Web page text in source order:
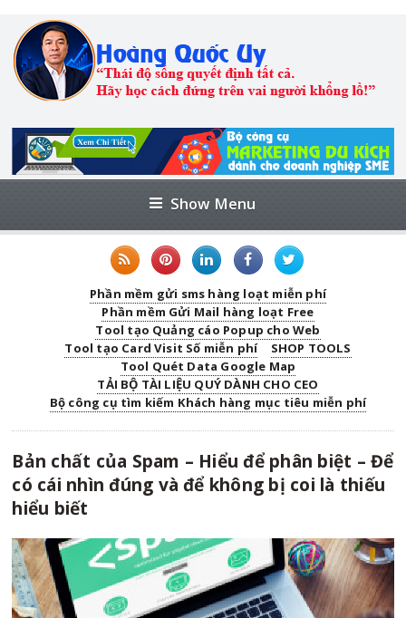
Show Menu
Phần mềm gửi sms hàng loạt miễn phí
Phần mềm Gửi Mail hàng loạt Free
Tool tạo Quảng cáo Popup cho Web
Tool tạo Card Visit Số miễn phí
SHOP TOOLS
Tool Quét Data Google Map
TẢI BỘ TÀI LIỆU QUÝ DÀNH CHO CEO
Bộ công cụ tìm kiếm Khách hàng mục tiêu miễn phí
Bản chất của Spam – Hiểu để phân biệt – Để
có cái nhìn đúng và để không bị coi là thiếu
hiểu biết